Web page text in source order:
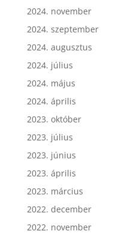
2024. november
2024. szeptember
2024. augusztus
2024. július
2024. május
2024. április
2023. október
2023. július
2023. június
2023. április
2023. március
2022. december
2022. november